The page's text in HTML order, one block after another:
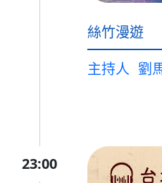
絲竹漫遊
主持人 劉
23:00